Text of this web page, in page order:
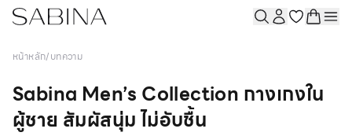
หน้าหลัก/บทความ
Sabina Men’s Collection กางเกงใน
ผู้ชาย สัมผัสนุ่ม ไม่อับชื้น